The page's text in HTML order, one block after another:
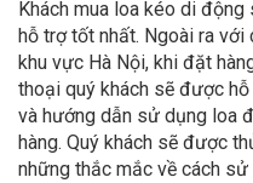
Khách mua loa kéo di
hỗ trợ tốt nhất. Ngoài ra
khu vực Hà Nội, khi đặt
thoại quý khách sẽ được
và hướng dẫn sử dụng loa
hàng. Quý khách sẽ được
những thắc mắc về cách